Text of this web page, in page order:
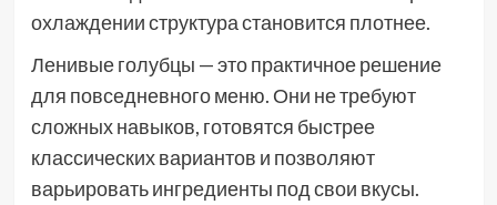
охлаждении структура становится плотнее.
Ленивые голубцы — это практичное решение
для повседневного меню. Они не требуют
сложных навыков, готовятся быстрее
классических вариантов и позволяют
варьировать ингредиенты под свои вкусы.